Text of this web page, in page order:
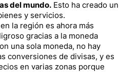
del mundo. Esto ha creado un
y servicios.
la región es ahora más
gracias a la moneda
una sola moneda, no hay
conversiones de divisas, y es
en varias zonas porque